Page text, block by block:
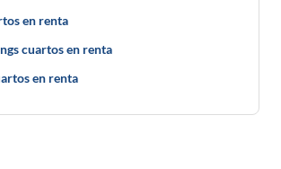
en renta
cuartos en renta
en renta